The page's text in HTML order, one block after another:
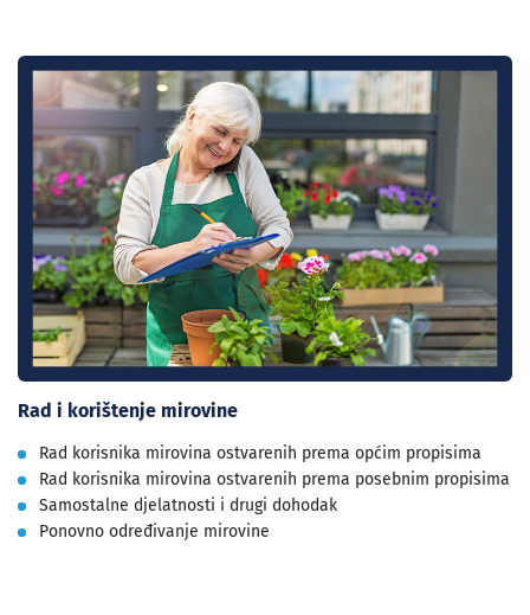
Rad i korištenje mirovine
Rad korisnika mirovina ostvarenih prema općim propisima
Rad korisnika mirovina ostvarenih prema posebnim propisima
Samostalne djelatnosti i drugi dohodak
Ponovno određivanje mirovine